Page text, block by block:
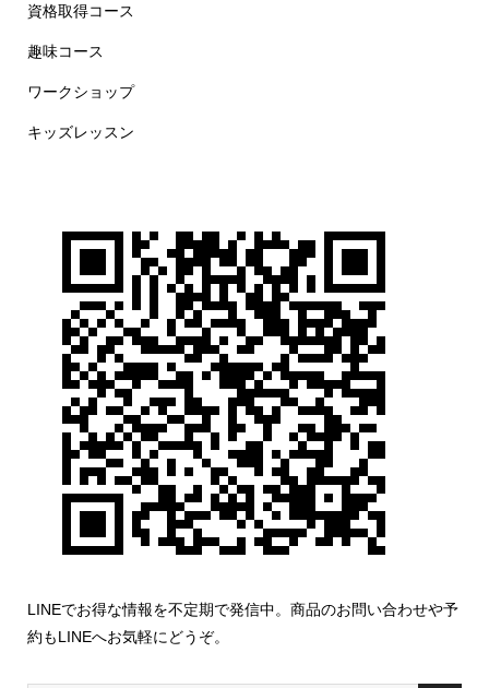
資格取得コース
趣味コース
ワークショップ
キッズレッスン
LINEでお得な情報を不定期で発信中。商品のお問い合わせや予